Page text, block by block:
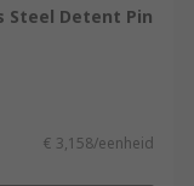
Steel Detent Pin
€ 3,158/eenheid